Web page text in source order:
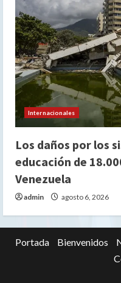
Internacionales
Los daños por los
educación de
Venezuela
admin agosto 6, 2026
Portada Bienvenidos